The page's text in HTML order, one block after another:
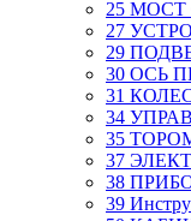
25
27
29
30 ОСЬ
31
34
35
37
38
39